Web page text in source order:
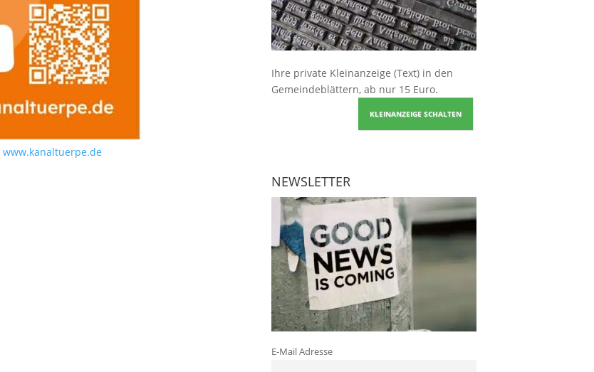
www.kanaltuerpe.de
Ihre private Kleinanzeige (Text) in den
Gemeindeblättern, ab nur 15 Euro.
KLEINANZEIGE SCHALTEN
NEWSLETTER
E-Mail Adresse